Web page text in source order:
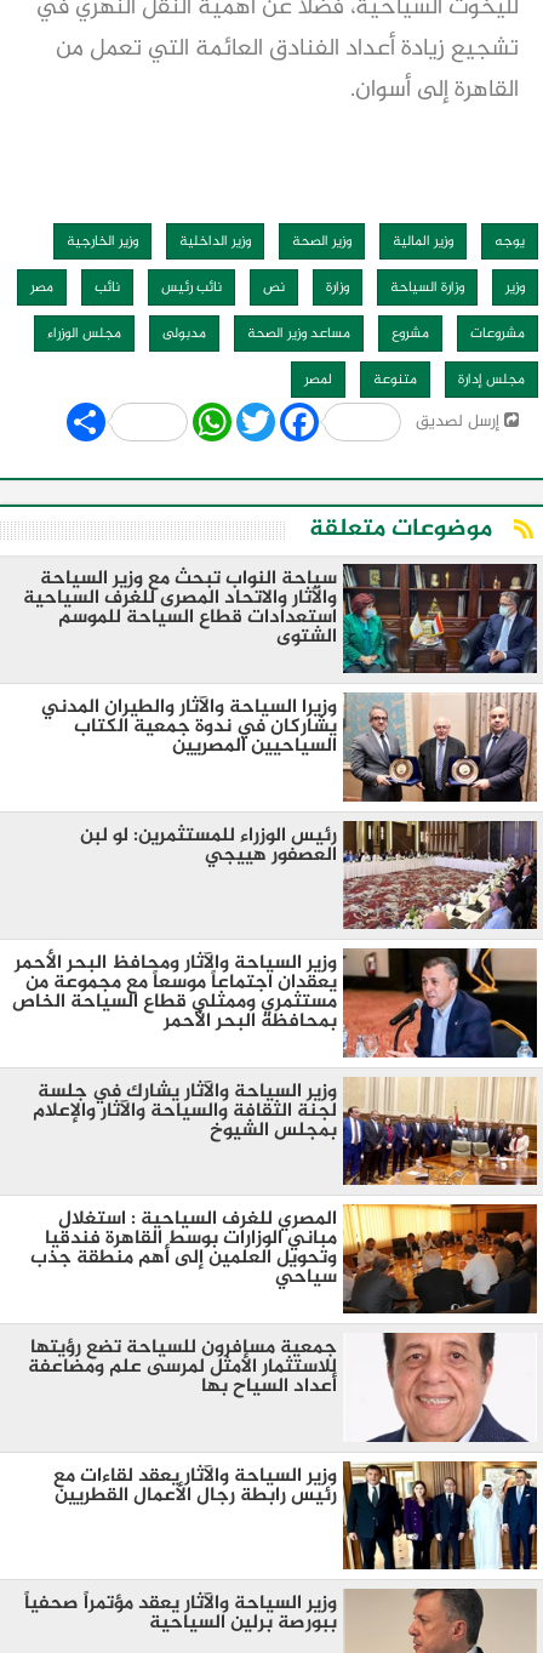
لليخوت السياحية، فضلاً عن أهمية النقل النهري في
تشجيع زيادة أعداد الفنادق العائمة التي تعمل من
القاهرة إلى أسوان.
يوجه وزير المالية وزير الصحة وزير الداخلية
وزير الخارجية
وزير
وزارة السياحة وزارة نص نائب رئيس نائب
مصر
مشروعات
مشروع مساعد وزير الصحة مدبولى
مجلس الوزراء
مجلس إدارة
متنوعة لمصر
إرسل لصديق Share WhatsApp
Twitter Facebook
موضوعات متعلقة
سياحة النواب تبحث مع وزير السياحة
والآثار والاتحاد المصرى للغرف السياحية
استعدادات قطاع السياحة للموسم
الشتوى
وزيرا السياحة والآثار والطيران المدني
يشاركان في ندوة جمعية الكتاب
السياحيين المصريين
رئيس الوزراء للمستثمرين: لو لبن
العصفور هييجي
وزير السياحة والآثار ومحافظ البحر الأحمر
يعقدان اجتماعاً موسعاً مع مجموعة من
مستثمري وممثلي قطاع السياحة الخاص
بمحافظة البحر الأحمر
وزير السياحة والآثار يشارك في جلسة
لجنة الثقافة والسياحة والآثار والإعلام
بمجلس الشيوخ
المصري للغرف السياحية : استغلال
مباني الوزارات بوسط القاهرة فندقيا
وتحويل العلمين إلى أهم منطقة جذب
سياحي
جمعية مسافرون للسياحة تضع رؤيتها
للاستثمار الأمثل لمرسى علم ومضاعفة
أعداد السياح بها
وزير السياحة والآثار يعقد لقاءات مع
رئيس رابطة رجال الأعمال القطريين
وزير السياحة والآثار يعقد مؤتمراً صحفياً
ببورصة برلين السياحية